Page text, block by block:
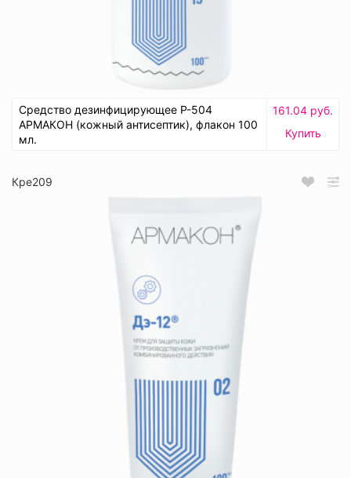
Средство дезинфицирующее Р-504
АРМАКОН (кожный антисептик), флакон 100
мл.
161.04 руб.
Купить
Кре209